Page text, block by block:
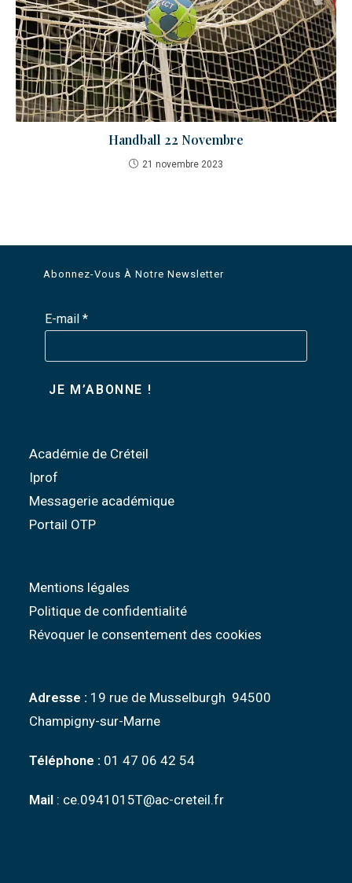
Handball 22 Novembre
21 novembre 2023
Abonnez-Vous À Notre Newsletter
E-mail*
Académie de Créteil
Iprof
Messagerie académique
Portail OTP
Mentions légales
Politique de confidentialité
Révoquer le consentement des cookies
Adresse : 19 rue de Musselburgh 94500
Champigny-sur-Marne
Téléphone : 01 47 06 42 54
Mail : ce.0941015T@ac-creteil.fr